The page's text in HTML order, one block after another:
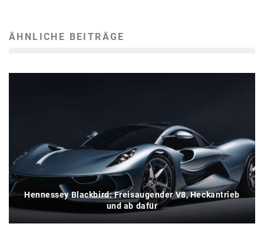
ÄHNLICHE BEITRÄGE
Hennessey Blackbird: Freisaugender V8, Heckantrieb
und ab dafür